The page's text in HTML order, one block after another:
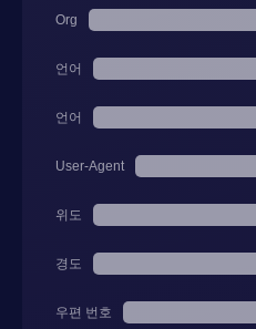
Org
언어
언어
User-Agent
위도
경도
우편 번호